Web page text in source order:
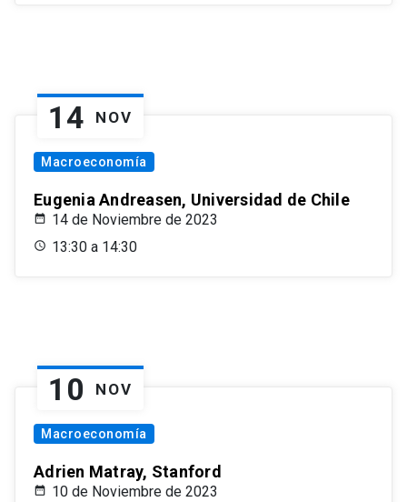
14 NOV
Macroeconomía
Eugenia Andreasen, Universidad de Chile
14 de Noviembre de 2023
13:30 a 14:30
10 NOV
Macroeconomía
Adrien Matray, Stanford
10 de Noviembre de 2023